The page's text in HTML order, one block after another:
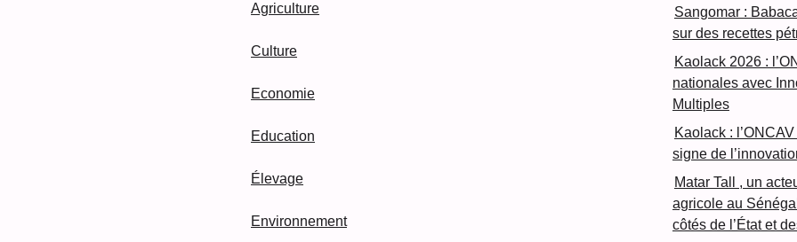
Agriculture
Culture
Economie
Education
Élevage
Environnement
Sangomar :
sur des recettes
Kaolack 2026 :
nationales avec
Multiples
Kaolack :
signe de
Matar Tall , un
agricole au
côtés de l’État et